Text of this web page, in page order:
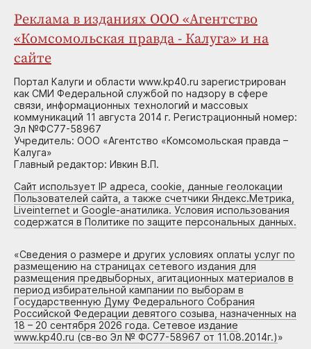
Реклама в изданиях ООО «Агентство
«Комсомольская правда - Калуга» и на
сайте
Портал Калуги и области www.kp40.ru зарегистрирован
как СМИ Федеральной службой по надзору в сфере
связи, информационных технологий и массовых
коммуникаций 11 августа 2014 г. Регистрационный номер:
Эл №ФС77-58967
Учредитель: ООО «Агентство «Комсомольская правда –
Калуга»
Главный редактор: Ивкин В.П.
Сайт использует IP адреса, cookie, данные геолокации
Пользователей сайта, а также счетчики Яндекс.Метрика,
Liveinternet и Google-анатилика. Условия использования
содержатся в Политике по защите персональных данных.
«Сведения о размере и других условиях оплаты услуг по
размещению на страницах сетевого издания для
размещения предвыборных, агитационных материалов в
период избирательной кампании по выборам в
Государственную Думу Федерального Собрания
Российской Федерации девятого созыва, назначенных на
18 – 20 сентября 2026 года. Сетевое издание
www.kp40.ru (св-во Эл № ФС77-58967 от 11.08.2014г.)»